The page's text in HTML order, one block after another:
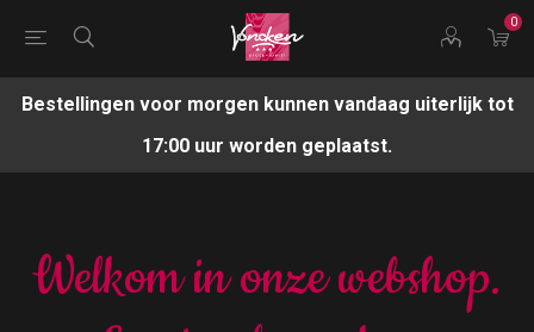
0
Bestellingen voor morgen kunnen vandaag uiterlijk tot
17:00 uur worden geplaatst.
Welkom in onze webshop.